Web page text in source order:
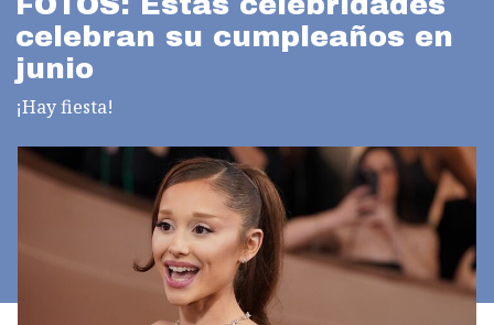
celebran su cumpleaños en
junio
¡Hay fiesta!